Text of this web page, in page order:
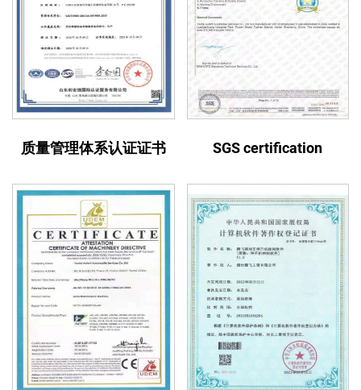
质量管理体系认证证书 SGS certification